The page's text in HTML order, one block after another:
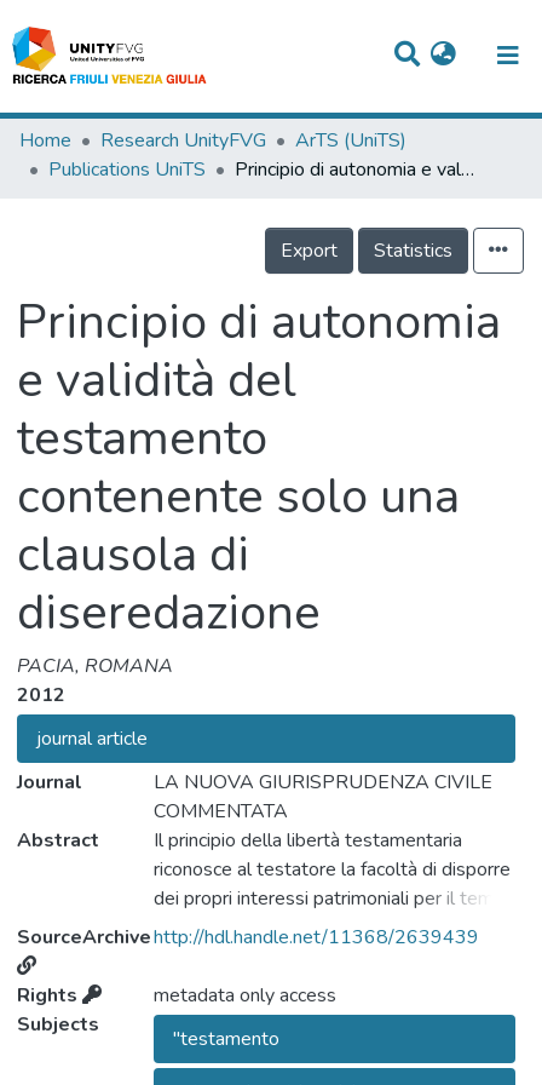
Titles
Events
Projects
People
Home Research UnityFVG
ArTS (UniTS)
Publications UniTS
Principio di autonomia e validità del testamento contenente solo una clausola di diseredazione
Export Statistics
Principio di autonomia
e validità del
testamento
contenente solo una
clausola di
diseredazione
PACIA, ROMANA
2012
journal article
Journal
LA NUOVA GIURISPRUDENZA CIVILE
COMMENTATA
Abstract
Il principio della libertà testamentaria
riconosce al testatore la facoltà di disporre
dei propri interessi patrimoniali per il tempo
in cui avrà cessato di vivere, nel senso di
volontà, la sorte del suo patrimonio:
regolare significa, non solo attribuire
secondo le modalità dell’art. 588 c.c.
(eredità e legato), non esaustive del
SourceArchivehttp://hdl.handle.net/11368/2639439
Rights
metadata only access
Subjects
"testamento